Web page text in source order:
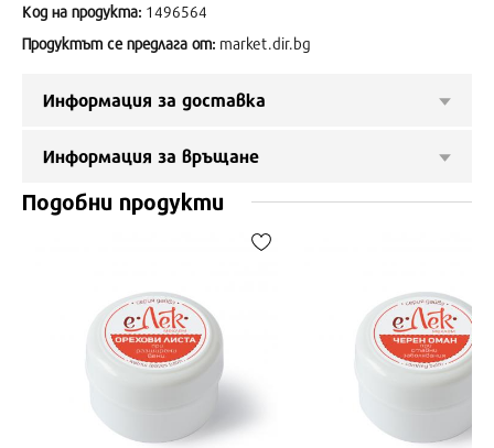
Код на продукта: 1496564
Продуктът се предлага от: market.dir.bg
Информация за доставка
Информация за връщане
Подобни продукти